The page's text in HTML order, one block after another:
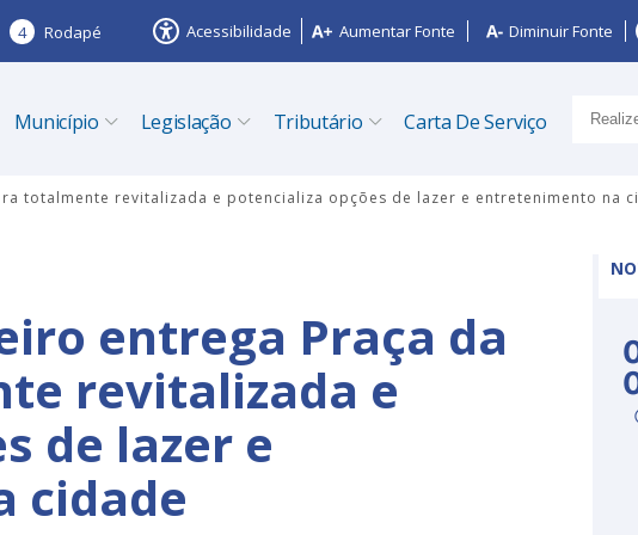
4 Rodapé Acessibilidade Aumentar Fonte Diminuir Fonte
Município Legislação Tributário Carta De Serviço
totalmente revitalizada e potencializa opções de lazer e entretenimento na
entrega Praça da
revitalizada e
de lazer e
cidade